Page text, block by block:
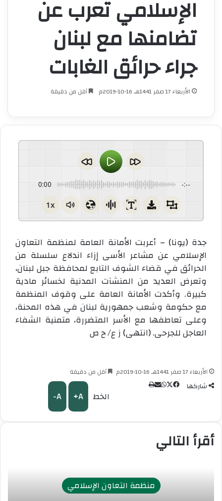
الإسلامي تعرب عن
تضامنها مع لبنان
جراء حرائق الغابات
الأربعاء 17 صفر 1441هـ 16-10-2019م أقل من دقيقة
0:00 -:--
1x
جدة (يونا) – أعربت الأمانة العامة لمنظمة التعاون
الإسلامي عن مشاعر الأسى إزاء اندلاع سلسلة من
الحرائق في قضاء الشوف التابع لمحافظة جبل لبنان،
وتعرض العديد من المنشآت المدنية لخسائر مادية
كبيرة. وأكدت الأمانة العامة على وقوف المنظمة
مع حكومة وشعب جمهورية لبنان في هذه المحنة،
وعلى تعاطفها مع الأسر المتضررة، متمنية الشفاء
العاجل للجرحى. (انتهى) ز ع/ ح ص
الأربعاء 17 صفر 1441هـ 16-10-2019م أقل من دقيقة
شاركها فيسبوك
مشاركة
عبر
الخط A+
A-
أقرأ التالي
منظمة التعاون الإسلامي